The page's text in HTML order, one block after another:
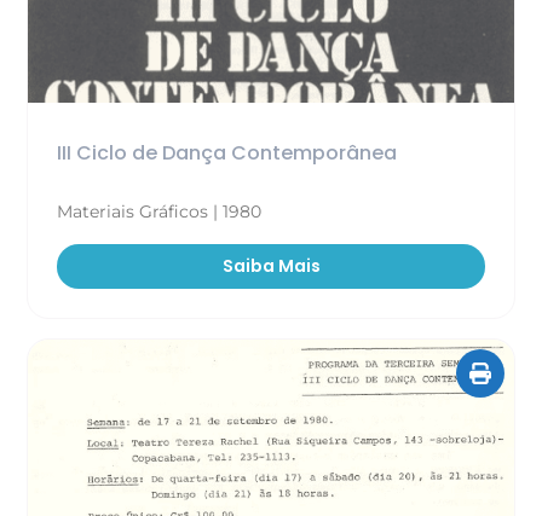
III Ciclo de Dança Contemporânea
Materiais Gráficos | 1980
Saiba Mais